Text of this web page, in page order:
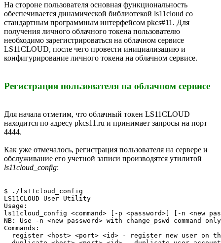
На стороне пользователя основная функциональность
обеспечивается динамической библиотекой ls11cloud со
стандартным программным интерфейсом pkcs#11. Для
получения личного облачного токена пользователю
необходимо зарегистрироваться на облачном сервисе
LS11CLOUD, после чего провести инициализацию и
конфигурирование личного токена на облачном сервисе.
Регистрация пользователя на облачном сервисе
Для начала отметим, что облачный токен LS11CLOUD
находится по адресу pkcs11.ru и принимает запросы на порт
4444.
Как уже отмечалось, регистрация пользователя на сервере и
обслуживание его учетной записи производятся утилитой
ls11cloud_config:
$ ./ls11cloud_config
LS11CLOUD User Utility
Usage:
ls11cloud_config <command> [-p <password>] [-n <new
NB: Use -n <new password> with change_pswd command
Commands:
register <host> <port> <id> - register new user on